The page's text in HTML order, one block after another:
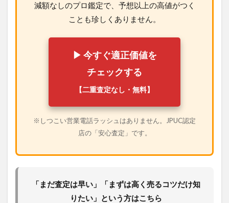
減額なしのプロ鑑定で、予想以上の高値がつく
ことも珍しくありません。
▶ 今すぐ適正価値を
チェックする
【二重査定なし・無料】
※しつこい営業電話ラッシュはありません。JPUC認定
店の「安心査定」です。
「まだ査定は早い」「まずは高く売るコツだけ知
りたい」という方はこちら